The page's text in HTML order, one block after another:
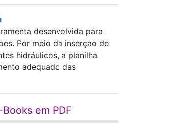
desenvolvida para
Por meio da inserçao de
hidráulicos, a planilha
adequado das
Books em PDF